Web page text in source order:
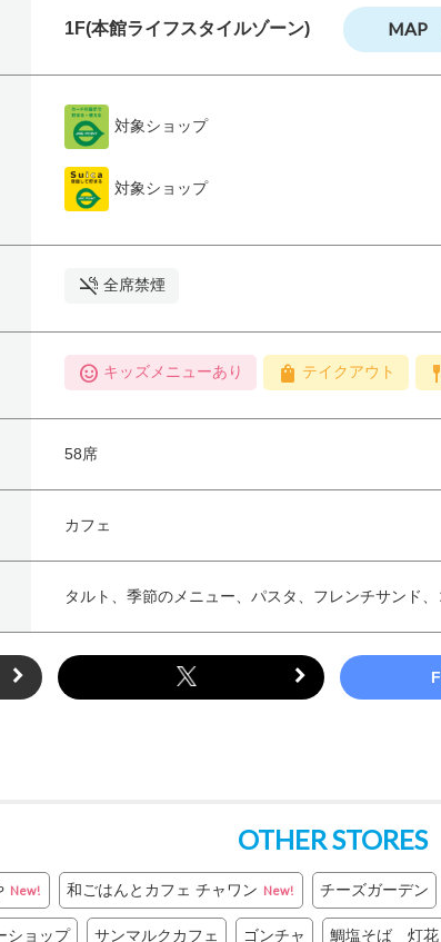
1F(本館ライフスタイルゾーン) MAP
対象ショップ
対象ショップ
全席禁煙
キッズメニューあり テイクアウト
58席
カフェ
タルト、季節のメニュー、パスタ、フレンチサンド
OTHER STORES
New! 和ごはんとカフェ チャワン New! チーズガーデン
ショップ サンマルクカフェ ゴンチャ 鯛塩そば 灯花